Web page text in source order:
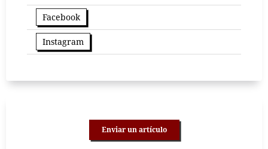
Facebook
Instagram
Enviar un artículo